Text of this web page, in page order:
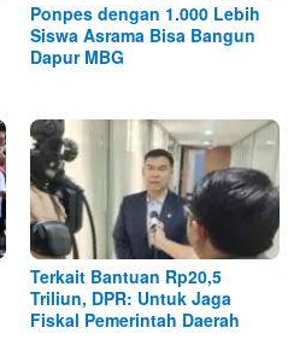
Ponpes dengan 1.000 Lebih
Siswa Asrama Bisa Bangun
Dapur MBG
Terkait Bantuan Rp20,5
Triliun, DPR: Untuk Jaga
Fiskal Pemerintah Daerah